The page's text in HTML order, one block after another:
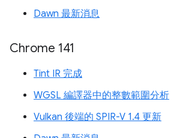
Dawn 最新消息
Chrome 141
Tint IR 完成
WGSL 編譯器中的整數範圍分析
Vulkan 後端的 SPIR-V 1.4 更新